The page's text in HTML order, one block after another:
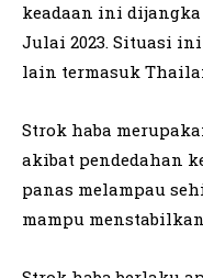
keadaan ini
Julai 2023. Situasi
lain termasuk
Strok haba
akibat pendedahan
panas melampau
mampu